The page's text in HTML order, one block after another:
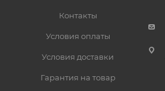
Контакты
Условия оплаты
Условия доставки
Гарантия на товар